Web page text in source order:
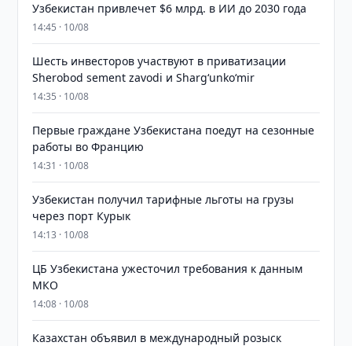
Узбекистан привлечет $6 млрд. в ИИ до 2030 года
14:45 · 10/08
Шесть инвесторов участвуют в приватизации
Sherobod sement zavodi и Shargʻunkoʻmir
14:35 · 10/08
Первые граждане Узбекистана поедут на сезонные
работы во Францию
14:31 · 10/08
Узбекистан получил тарифные льготы на грузы
через порт Курык
14:13 · 10/08
ЦБ Узбекистана ужесточил требования к данным
МКО
14:08 · 10/08
Казахстан объявил в международный розыск